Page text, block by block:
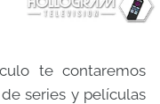
te contaremos
series y películas